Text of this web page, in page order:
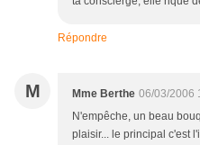
Répondre
M Mme Berthe 06/03/2006
N'empêche, un beau
plaisir... le principal c'est